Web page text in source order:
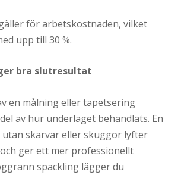
för arbetskostnaden, vilket
upp till 30 %.
bra slutresultat
en målning eller tapetsering
av hur underlaget behandlats. En
utan skarvar eller skuggor lyfter
ger ett mer professionellt
spackling lägger du